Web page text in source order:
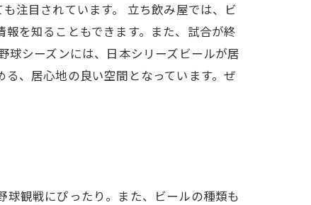
注目されています。 立ち飲み屋では、ビ
を知ることもできます。また、試合が終
球シーズンには、日本シリーズビールが居
、居心地の良い空間となっています。ぜ
観戦にぴったり。また、ビールの種類も